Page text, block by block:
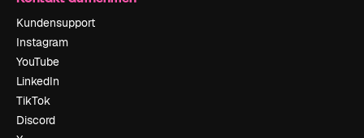
Kundensupport
Instagram
YouTube
LinkedIn
TikTok
Discord